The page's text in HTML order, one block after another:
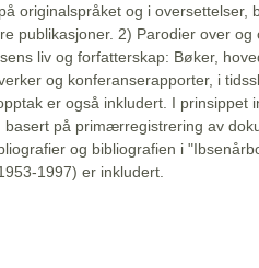
originalspråket og i oversettelser,
publikasjoner. 2) Parodier over og
liv og forfatterskap: Bøker,
og konferanserapporter, i
er også inkludert. I prinsippet
på primærregistrering av
og bibliografien i
1997) er inkludert.